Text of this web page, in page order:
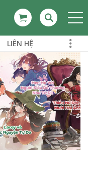
LIÊN HỆ